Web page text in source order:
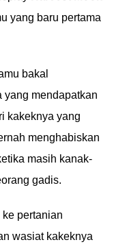
yang baru pertama
bakal
yang mendapatkan
kakeknya yang
menghabiskan
masih kanak-
gadis.
pertanian
wasiat kakeknya